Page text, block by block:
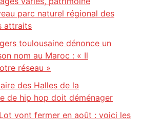
parc naturel régional des
attraits
toulousaine dénonce un
nom au Maroc : « Il
réseau »
des Halles de la
de hip hop doit déménager
vont fermer en août : voici les